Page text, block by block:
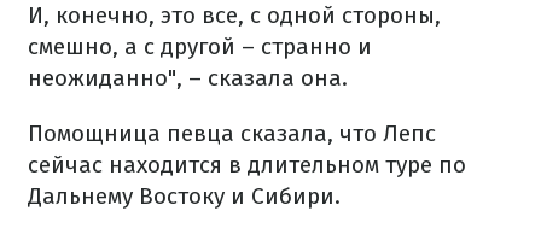
И, конечно, это все, с одной стороны,
смешно, а с другой – странно и
неожиданно", – сказала она.
Помощница певца сказала, что Лепс
сейчас находится в длительном туре по
Дальнему Востоку и Сибири.